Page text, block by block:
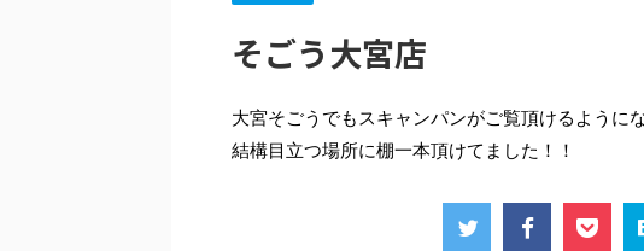
そごう大宮店
大宮そごうでもスキャンパンがご覧頂けるように
結構目立つ場所に棚一本頂けてました！！